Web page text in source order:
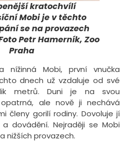
kratochvílí
Mobi je v těchto
se na provazech
Petr Hamerník, Zoo
Praha
nížinná Mobi, první vnučka
dnech už vzdaluje od své
metrů. Duni je na svou
ale nově ji nechává
členy gorilí rodiny. Dovoluje jí
dovádění. Nejraději se Mobi
nižších provazech.